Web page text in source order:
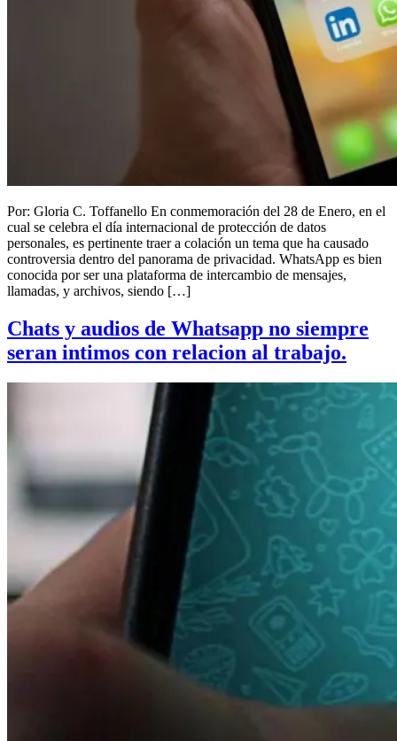
Por: Gloria C. Toffanello En conmemoración del 28 de Enero, en el
cual se celebra el día internacional de protección de datos
personales, es pertinente traer a colación un tema que ha causado
controversia dentro del panorama de privacidad. WhatsApp es bien
conocida por ser una plataforma de intercambio de mensajes,
llamadas, y archivos, siendo […]
Chats y audios de Whatsapp no siempre
seran intimos con relacion al trabajo.